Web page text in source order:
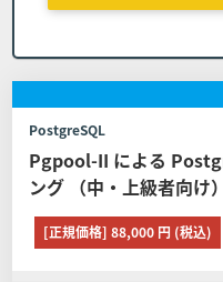
程変更は１回に限
更したコースの申
定めに関わらずコー
ただくものとします
■第8条 (日程変更)
PostgreSQL
Pgpool-II による
ング （中・上級者向け）
[正規価格] 88,000 円 (税込)